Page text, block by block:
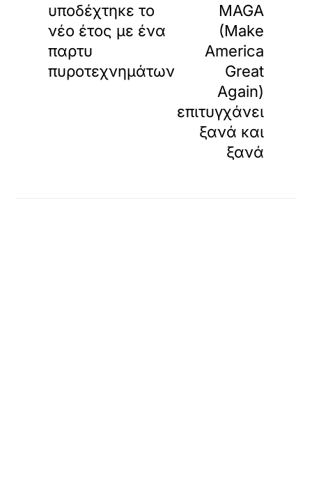
υποδέχτηκε το
νέο έτος με ένα
παρτυ
πυροτεχνημάτων
MAGA
(Make
America
Great
Again)
επιτυγχάνει
ξανά και
ξανά